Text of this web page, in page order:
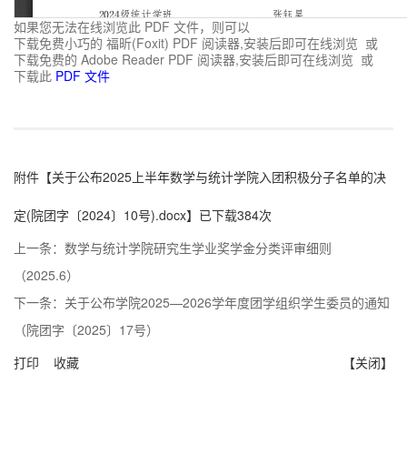
如果您无法在线浏览此 PDF 文件，则可以
下载免费小巧的 福昕(Foxit) PDF 阅读器,安装后即可在线浏览 或
下载免费的 Adobe Reader PDF 阅读器,安装后即可在线浏览 或
下载此 PDF 文件
附件【关于公布2025上半年数学与统计学院入团积极分子名单的决
定(院团字〔2024〕10号).docx】已下载384次
上一条： 数学与统计学院研究生学业奖学金分类评审细则
（2025.6）
下一条： 关于公布学院2025—2026学年度团学组织学生委员的通知
（院团字〔2025〕17号）
【关闭】
打印 收藏